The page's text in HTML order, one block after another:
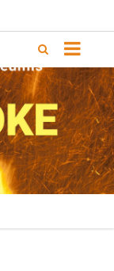
info@memu.ee